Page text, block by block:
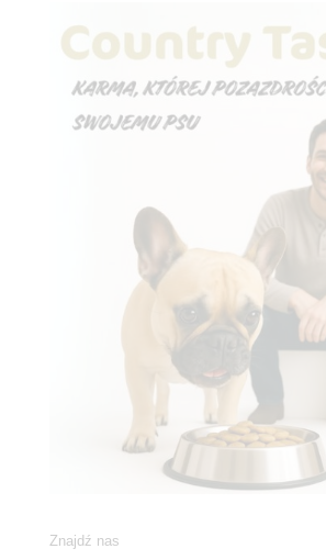
Znajdź nas